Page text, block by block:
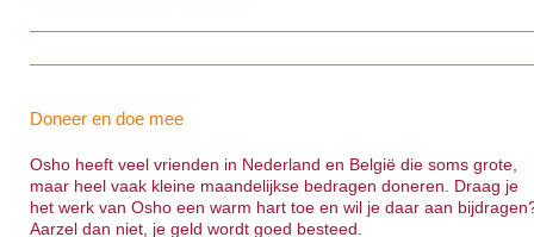
Doneer en doe mee
Osho heeft veel vrienden in Nederland en België die soms grote,
maar heel vaak kleine maandelijkse bedragen doneren. Draag je
het werk van Osho een warm hart toe en wil je daar aan
Aarzel dan niet, je geld wordt goed besteed.